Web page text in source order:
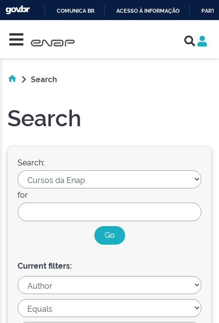
COMUNICA BR ACESSO À INFORMAÇÃO
Search
Search
Search:
for
Current filters: